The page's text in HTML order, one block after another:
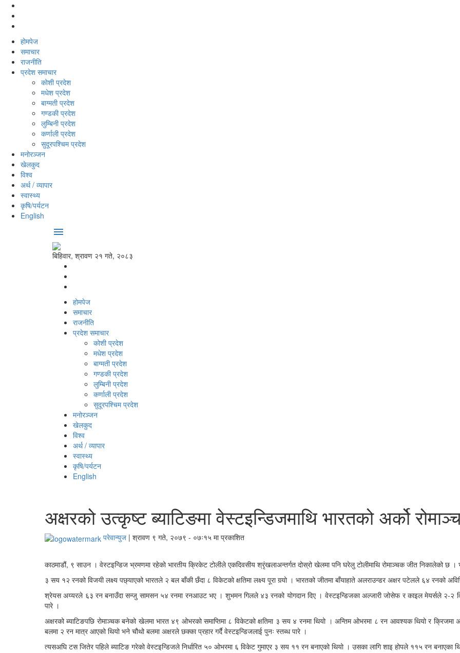
होमपेज
समाचार
राजनीति
प्रदेश समाचार
कोशी प्रदेश
मधेश प्रदेश
बाग्मती प्रदेश
गण्डकी प्रदेश
लुम्बिनी प्रदेश
कर्णाली प्रदेश
सुदूरपश्‍चिम प्रदेश
मनोरञ्‍जन
खेलकुद
विश्‍व
अर्थ / व्यापार
स्वास्थ्य
कृषि/पर्यटन
English
menu
बिहिवार, श्रावण २१ गते, २०८३
होमपेज
समाचार
राजनीति
प्रदेश समाचार
कोशी प्रदेश
मधेश प्रदेश
बाग्मती प्रदेश
गण्डकी प्रदेश
लुम्बिनी प्रदेश
कर्णाली प्रदेश
सुदूरपश्‍चिम प्रदेश
मनोरञ्‍जन
खेलकुद
विश्‍व
अर्थ / व्यापार
स्वास्थ्य
कृषि/पर्यटन
English
अक्षरको उत्कृष्ट ब्याटिङमा वेस्टइन्डिजमाथि भारतको अर्को
परेवान्युज | श्रावण ९ गते, २०७९ - ०७ः१५ मा प्रकाशित
काठमाडौं, ९ साउन । वेस्टइन्डिज भ्रमणमा रहेको भारतीय क्रिकेट टोलीले एकदिवसीय श्रृंखलाअन्तर्गत दोस्रो खेलमा पनि घरेलु टोलीमाथि रोमाञ्‍चक जीत निकालेको छ
३ सय १२ रनको विजयी लक्ष्य पछ्याएको भारतले २ बल बाँकी छँदा ८ विकेटको क्षतिमा लक्ष्य पूरा गर्‍यो । भारतको जीतमा बाँयाहाते अलराउन्डर अक्षर पटेलले ६४ रनको
श्रेयस अय्यरले ६३ रन बनाउँदा सन्जु सामसन ५४ रनमा रनआउट भए । शुभमन गिलले ४३ रनको योगदान दिए । वेस्टइन्डिजका अल्जारी जोसेफ र काइल मेयर्सले २-२
पारे ।
अक्षरको ब्याटिङपछि रोमाञ्‍चक बनेको खेलमा भारत ४९ ओभरको समाप्तिमा ८ विकेटको क्षतिमा ३ सय ४ रनमा थियो । अन्तिम ओभरमा ८ रन आवश्यक थियो र क्रिजमा
बलमा २ रन मात्र आएको थियो भने चौथो बलमा अक्षरले छक्का प्रहार गर्दै वेस्टइन्डिजलाई पुनः स्तब्ध पारे ।
त्यसअघि टस जितेर पहिले ब्याटिङ गरेको वेस्टइन्डिजले निर्धारित ५० ओभरमा ६ विकेट गुमाएर ३ सय ११ रन बनाएको थियो । उसका लागि शाइ होपले ११५ रन